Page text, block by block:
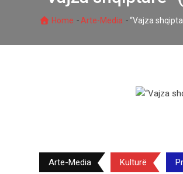
Home - Arte-Media -“Vajza
Arte-Media Kulturë